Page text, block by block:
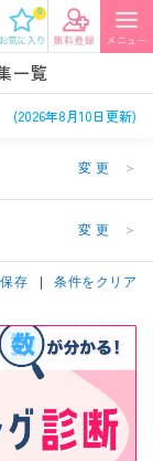
0
一覧
(2026年8月10日更新)
線から探す
など
など
変更 ＞
変更 ＞
存 条件をクリア